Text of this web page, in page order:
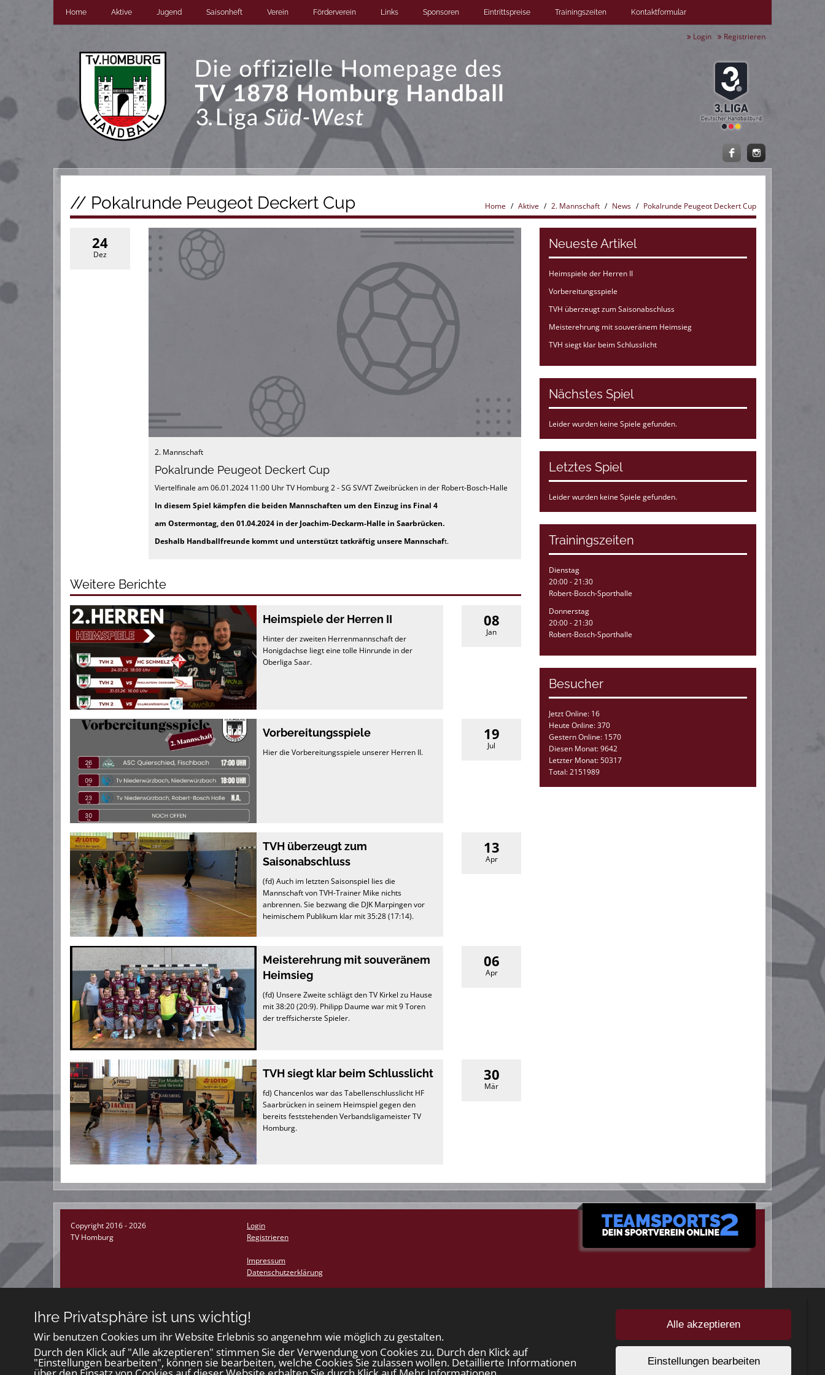
Home Aktive Jugend Saisonheft Verein Förderverein Links Sponsoren Eintrittspreise Trainingszeiten Kontaktformular
Login Registrieren
// Pokalrunde Peugeot Deckert Cup Home Aktive 2. Mannschaft News Pokalrunde Peugeot Deckert Cup
24
Dez
2. Mannschaft
Pokalrunde Peugeot Deckert Cup
Viertelfinale am 06.01.2024 11:00 Uhr TV Homburg 2 - SG SV/VT Zweibrücken in der Robert-Bosch-Halle
In diesem Spiel kämpfen die beiden Mannschaften um den Einzug ins Final 4
am Ostermontag, den 01.04.2024 in der Joachim-Deckarm-Halle in Saarbrücken.
Deshalb Handballfreunde kommt und unterstützt tatkräftig unsere Mannschaft.
Weitere Berichte
Heimspiele der Herren II
Hinter der zweiten Herrenmannschaft der
Honigdachse liegt eine tolle Hinrunde in der
Oberliga Saar.
08
Jan
Vorbereitungsspiele
Hier die Vorbereitungsspiele unserer Herren II.
19
Jul
TVH überzeugt zum
Saisonabschluss
(fd) Auch im letzten Saisonspiel lies die
Mannschaft von TVH-Trainer Mike nichts
anbrennen. Sie bezwang die DJK Marpingen vor
heimischem Publikum klar mit 35:28 (17:14).
13
Apr
Meisterehrung mit souveränem
Heimsieg
(fd) Unsere Zweite schlägt den TV Kirkel zu Hause
mit 38:20 (20:9). Philipp Daume war mit 9 Toren
der treffsicherste Spieler.
06
Apr
TVH siegt klar beim Schlusslicht
fd) Chancenlos war das Tabellenschlusslicht HF
Saarbrücken in seinem Heimspiel gegen den
bereits feststehenden Verbandsligameister TV
Homburg.
30
Mär
Neueste Artikel
Heimspiele der Herren II
Vorbereitungsspiele
TVH überzeugt zum Saisonabschluss
Meisterehrung mit souveränem Heimsieg
TVH siegt klar beim Schlusslicht
Nächstes Spiel
Leider wurden keine Spiele gefunden.
Letztes Spiel
Leider wurden keine Spiele gefunden.
Trainingszeiten
Dienstag
20:00 - 21:30
Robert-Bosch-Sporthalle
Donnerstag
20:00 - 21:30
Robert-Bosch-Sporthalle
Besucher
Jetzt Online: 16
Heute Online: 370
Gestern Online: 1570
Diesen Monat: 9642
Letzter Monat: 50317
Total: 2151989
Copyright 2016 - 2026
TV Homburg
Login
Registrieren
Impressum
Datenschutzerklärung